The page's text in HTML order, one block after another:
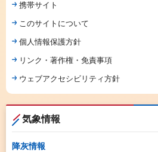
携帯サイト
このサイトについて
個人情報保護方針
リンク・著作権・免責事項
ウェブアクセシビリティ方針
気象情報
降灰情報